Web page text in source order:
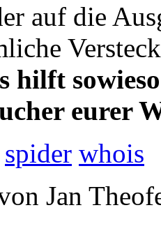
auf die
hilft
eurer
spider whois
Jan